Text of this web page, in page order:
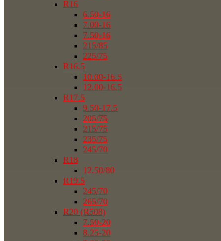
R16
6.50-16
7.00-16
7.50-16
215/85
225/75
R16.5
10.00-16.5
12.00-16.5
R17.5
9.50-17.5
205/75
215/75
235/75
245/70
R18
12.50/80
R19.5
245/70
265/70
R20 (R508)
7.50-20
8.25-20